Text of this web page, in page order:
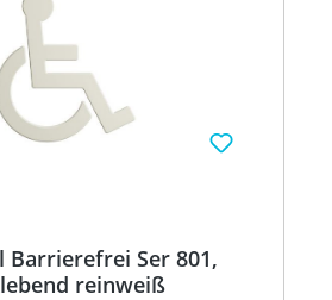
Barrierefrei Ser 801,
reinweiß